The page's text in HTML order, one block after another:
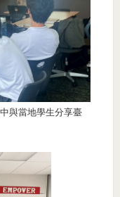
與當地學生分享臺